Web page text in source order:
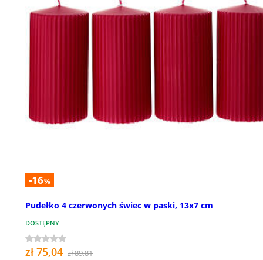
-16%
Pudełko 4 czerwonych świec w paski, 13x7 cm
DOSTĘPNY
zł 75,04 zł 89,81